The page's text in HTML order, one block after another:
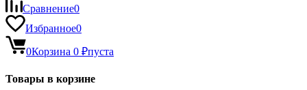
Сравнение0
Избранное0
0Корзина 0 ₽пуста
Товары в корзине